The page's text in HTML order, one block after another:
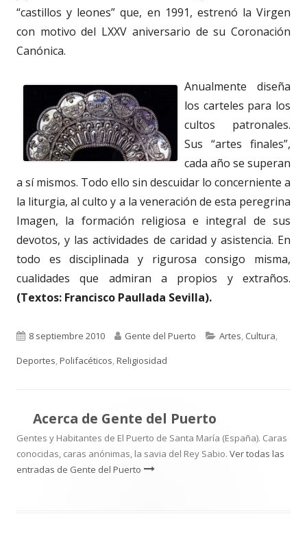
“castillos y leones” que, en 1991, estrenó la Virgen
con motivo del LXXV aniversario de su Coronación
Canónica.
Anualmente diseña
los carteles para los
cultos patronales.
Sus “artes finales”,
cada año se superan
a sí mismos. Todo ello sin descuidar lo concerniente a
la liturgia, al culto y a la veneración de esta peregrina
Imagen, la formación religiosa e integral de sus
devotos, y las actividades de caridad y asistencia. En
todo es disciplinada y rigurosa consigo misma,
cualidades que admiran a propios y extraños.
(Textos: Francisco Paullada Sevilla).
Publicado
el
8 septiembre 2010 Autor
Gente del Puerto Categorías
Artes, Cultura,
Deportes,Polifacéticos,Religiosidad
Acerca de Gente del Puerto
Gentes y Habitantes de El Puerto de Santa María (España). Caras
conocidas, caras anónimas, la savia del Rey Sabio. Ver todas las
entradas de Gente del Puerto